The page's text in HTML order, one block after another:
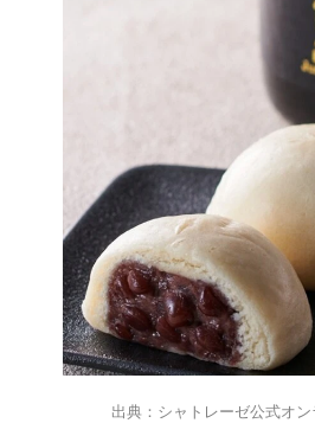
出典：シャトレーゼ公式オ